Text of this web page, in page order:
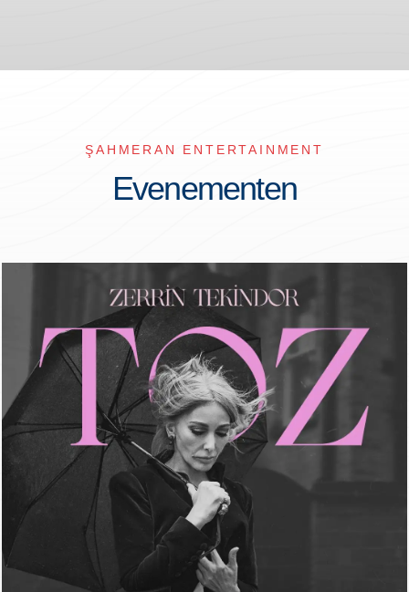
ŞAHMERAN ENTERTAINMENT
Evenementen